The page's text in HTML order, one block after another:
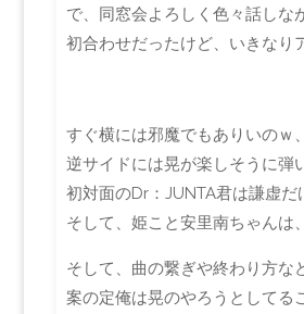
で、同窓会よろしく色々話しな
初合わせだったけど、いきなり
すぐ横には邪魔でもありいのｗ
逆サイドには晃が楽しそうに弾
初対面のDr：JUNTA君は謙虚だ
そして、姫こと安里南ちゃんは
そして、曲の繋ぎや終わり方な
案の定俺は晃のやろうとしてる